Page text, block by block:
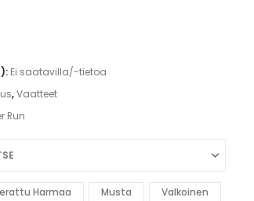
Ei saatavilla/-tietoa
,Vaatteet
Run
Harmaa Musta Valkoinen